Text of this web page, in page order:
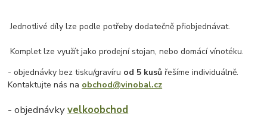
Jednotlivé díly lze podle potřeby dodatečně přiobjednávat.
Komplet lze využít jako prodejní stojan, nebo domácí vínotéku.
- objednávky bez tisku/gravíru od 5 kusů řešíme individuálně.
Kontaktujte nás na obchod@vinobal.cz
- objednávkyvelkoobchod